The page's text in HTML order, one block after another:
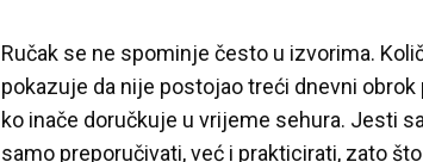
Ručak se ne spominje često u izvorima.
pokazuje da nije postojao treći dnevni
ko inače doručkuje u vrijeme sehura. Jesti
samo preporučivati, već i prakticirati, zato